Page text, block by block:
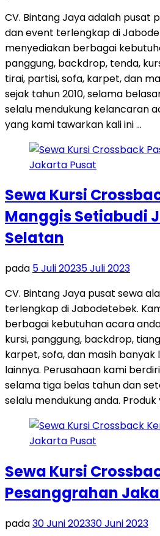
CV. Bintang Jaya adalah pusat
dan event terlengkap di
menyediakan berbagai
panggung, backdrop, tenda,
tirai, partisi, sofa, karpet, dan
sejak tahun 2010, selama
selalu mendukung kelancaran
yang kami tawarkan kali ini …
Sewa Kursi
Manggis Setiabudi
Selatan
pada 5 Juli 20235 Juli 2023
CV. Bintang Jaya pusat sewa
terlengkap di Jabodetebek.
berbagai kebutuhan acara
kursi, panggung, backdrop,
karpet, sofa, dan masih
lainnya. Perusahaan kami
selama tiga belas tahun dan
selalu mendukung anda. Produk
Sewa Kursi
Pesanggrahan
pada30 Juni 202330 Juni 2023